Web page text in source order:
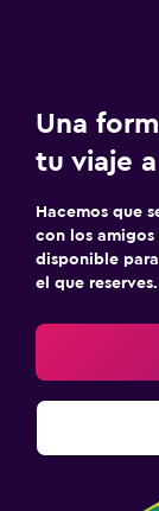
Una
tu viaje
Hacemos que
con los amigos
disponible
el que reserves.